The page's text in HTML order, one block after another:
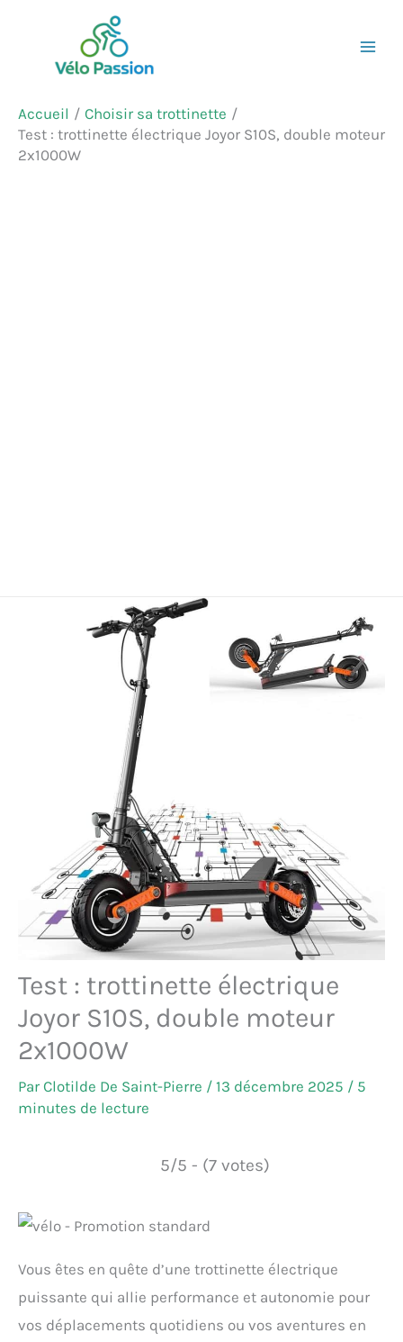
contenu
Accueil
Choisir sa trottinette
Test : trottinette électrique Joyor S10S, double moteur
2x1000W
Test : trottinette électrique
Joyor S10S, double moteur
2x1000W
ParClotilde De Saint-Pierre / 13 décembre 2025 / 5
minutes de lecture
5/5 - (7 votes)
Vous êtes en quête d’une trottinette électrique
puissante qui allie performance et autonomie pour
vos déplacements quotidiens ou vos aventures en